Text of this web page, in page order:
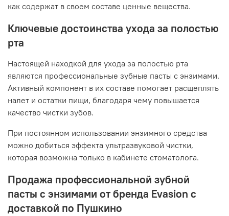
как содержат в своем составе ценные вещества.
Ключевые достоинства ухода за полостью
рта
Настоящей находкой для ухода за полостью рта
являются профессиональные зубные пасты с энзимами.
Активный компонент в их составе помогает расщеплять
налет и остатки пищи, благодаря чему повышается
качество чистки зубов.
При постоянном использовании энзимного средства
можно добиться эффекта ультразвуковой чистки,
которая возможна только в кабинете стоматолога.
Продажа профессиональной зубной
пасты с энзимами от бренда Evasion с
доставкой по Пушкино